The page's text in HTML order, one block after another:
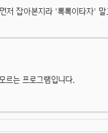
저 잡아본지라 '뽁뽁이타자'
르는 프로그램입니다.